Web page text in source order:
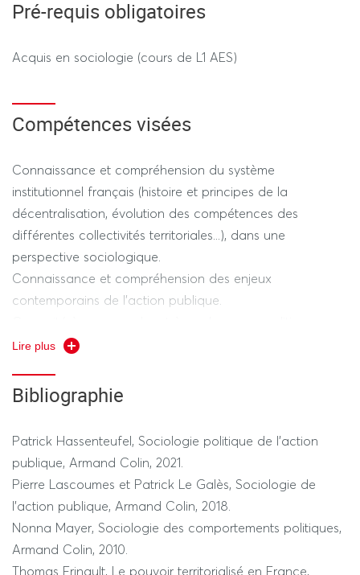
Pré-requis obligatoires
Acquis en sociologie (cours de L1 AES)
Compétences visées
Connaissance et compréhension du système
institutionnel français (histoire et principes de la
décentralisation, évolution des compétences des
différentes collectivités territoriales...), dans une
perspective sociologique.
Connaissance et compréhension des enjeux
contemporains de l'action publique.
publique.
perspective sociologique.
Lire plus
Bibliographie
Patrick Hassenteufel, Sociologie politique de l'action
publique, Armand Colin, 2021.
Pierre Lascoumes et Patrick Le Galès, Sociologie de
l'action publique, Armand Colin, 2018.
Nonna Mayer, Sociologie des comportements politiques,
Armand Colin, 2010.
Thomas Frinault, Le pouvoir territorialisé en France,